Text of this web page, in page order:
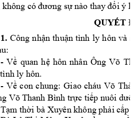
không có đương sự nào thay đổi ý
QUYẾT
1. Công nhận thuận tình ly hôn và
- Về quan hệ hôn nhân Ông Võ
ly hôn.
- Về con chung: Giao cháu Võ
Võ Thanh Bình trực tiếp nuôi dưỡ
Tạm thời bà Xuyên không phải cấp